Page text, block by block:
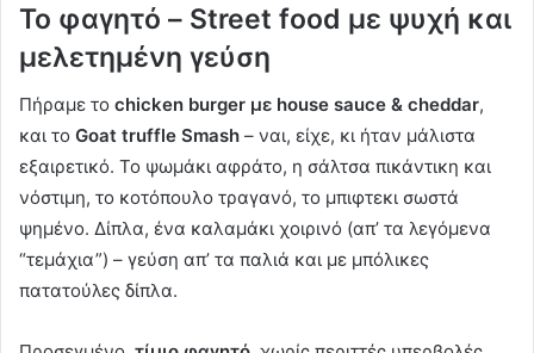
Το φαγητό – Street food με ψυχή και
μελετημένη γεύση
Πήραμε το chicken burger με house sauce & cheddar,
και το Goat truffle Smash – ναι, είχε, κι ήταν μάλιστα
εξαιρετικό. Το ψωμάκι αφράτο, η σάλτσα πικάντικη και
νόστιμη, το κοτόπουλο τραγανό, το μπιφτεκι σωστά
ψημένο. Δίπλα, ένα καλαμάκι χοιρινό (απ’ τα λεγόμενα
“τεμάχια”) – γεύση απ’ τα παλιά και με μπόλικες
πατατούλες δίπλα.